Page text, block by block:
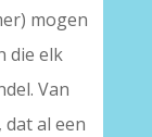
mogen
die elk
Van
dat al een